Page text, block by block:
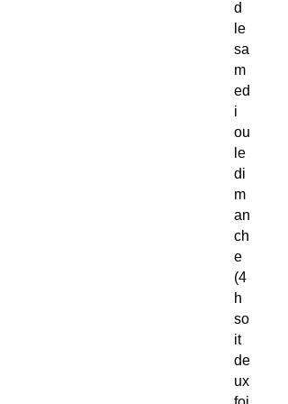
d
le
sa
m
ed
i
ou
le
di
m
an
ch
e
(4
h
so
it
de
ux